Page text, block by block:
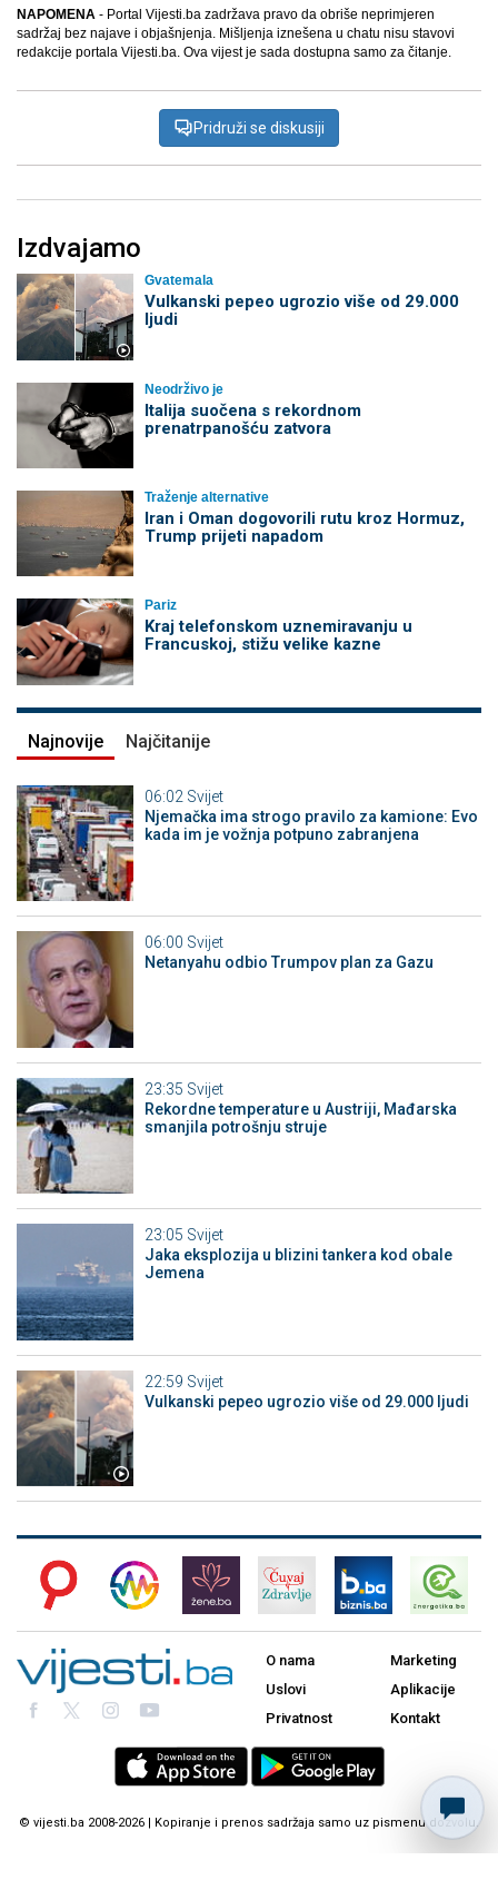
NAPOMENA - Portal Vijesti.ba zadržava pravo da obriše neprimjeren
sadržaj bez najave i objašnjenja. Mišljenja iznešena u chatu nisu stavovi
redakcije portala Vijesti.ba. Ova vijest je sada dostupna samo za čitanje.
Pridruži se diskusiji
Izdvajamo
Gvatemala
Vulkanski pepeo ugrozio više od 29.000
ljudi
Neodrživo je
Italija suočena s rekordnom
prenatrpanošću zatvora
Traženje alternative
Iran i Oman dogovorili rutu kroz Hormuz,
Trump prijeti napadom
Pariz
Kraj telefonskom uznemiravanju u
Francuskoj, stižu velike kazne
Najnovije Najčitanije
06:02 Svijet
Njemačka ima strogo pravilo za kamione: Evo
kada im je vožnja potpuno zabranjena
06:00 Svijet
Netanyahu odbio Trumpov plan za Gazu
23:35 Svijet
Rekordne temperature u Austriji, Mađarska
smanjila potrošnju struje
23:05 Svijet
Jaka eksplozija u blizini tankera kod obale
Jemena
22:59 Svijet
Vulkanski pepeo ugrozio više od 29.000 ljudi
O nama
Uslovi
Privatnost
Marketing
Aplikacije
Kontakt
© vijesti.ba 2008-2026 | Kopiranje i prenos sadržaja samo uz pismenu dozvolu.